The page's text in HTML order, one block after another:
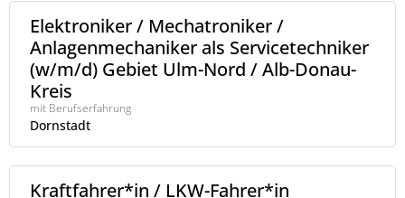
Elektroniker / Mechatroniker /
Anlagenmechaniker als Servicetechniker
(w/m/d) Gebiet Ulm-Nord / Alb-Donau-
Kreis
mit Berufserfahrung
Dornstadt
Kraftfahrer*in / LKW-Fahrer*in